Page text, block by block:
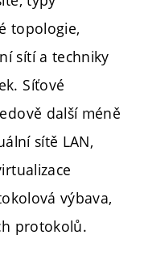
topologie,
sítí a techniky
Síťové
další méně
sítě LAN,
výbava,
protokolů.